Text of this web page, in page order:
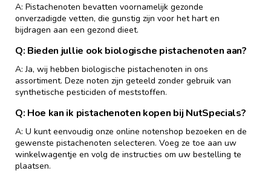
A: Pistachenoten bevatten voornamelijk gezonde
onverzadigde vetten, die gunstig zijn voor het hart en
bijdragen aan een gezond dieet.
Q: Bieden jullie ook biologische pistachenoten aan?
A: Ja, wij hebben biologische pistachenoten in ons
assortiment. Deze noten zijn geteeld zonder gebruik van
synthetische pesticiden of meststoffen.
Q: Hoe kan ik pistachenoten kopen bij NutSpecials?
A: U kunt eenvoudig onze online notenshop bezoeken en de
gewenste pistachenoten selecteren. Voeg ze toe aan uw
winkelwagentje en volg de instructies om uw bestelling te
plaatsen.